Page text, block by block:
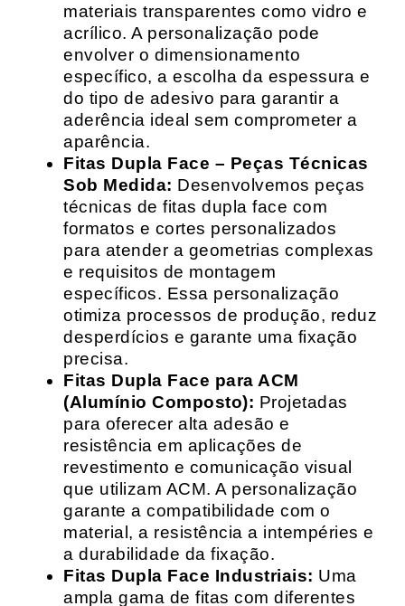
materiais transparentes como vidro e
acrílico. A personalização pode
envolver o dimensionamento
específico, a escolha da espessura e
do tipo de adesivo para garantir a
aderência ideal sem comprometer a
aparência.
Fitas Dupla Face – Peças Técnicas
Sob Medida: Desenvolvemos peças
técnicas de fitas dupla face com
formatos e cortes personalizados
para atender a geometrias complexas
e requisitos de montagem
específicos. Essa personalização
otimiza processos de produção, reduz
desperdícios e garante uma fixação
precisa.
Fitas Dupla Face para ACM
(Alumínio Composto): Projetadas
para oferecer alta adesão e
resistência em aplicações de
revestimento e comunicação visual
que utilizam ACM. A personalização
garante a compatibilidade com o
material, a resistência a intempéries e
a durabilidade da fixação.
Fitas Dupla Face Industriais: Uma
ampla gama de fitas com diferentes